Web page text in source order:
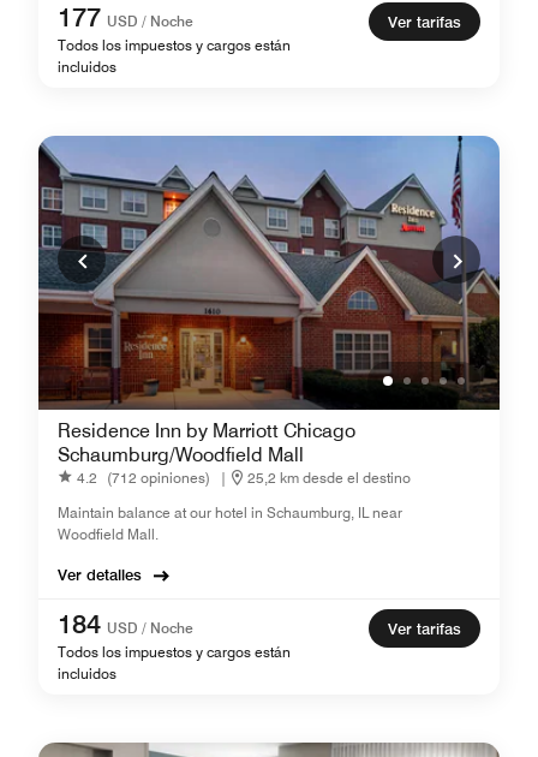
177 USD / Noche
Todos los impuestos y cargos están
incluidos
Ver tarifas
Residence Inn by Marriott Chicago
Schaumburg/Woodfield Mall
4.2 (712 opiniones) |
25,2 km desde el destino
Maintain balance at our hotel in Schaumburg, IL near
Woodfield Mall.
Ver detalles
184 USD / Noche
Todos los impuestos y cargos están
incluidos
Ver tarifas